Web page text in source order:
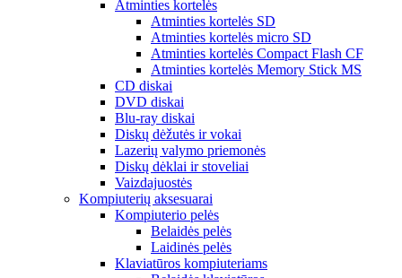
Atminties kortelės
Atminties kortelės SD
Atminties kortelės micro SD
Atminties kortelės Compact Flash CF
Atminties kortelės Memory Stick MS
CD diskai
DVD diskai
Blu-ray diskai
Diskų dėžutės ir vokai
Lazerių valymo priemonės
Diskų dėklai ir stoveliai
Vaizdajuostės
Kompiuterių aksesuarai
Kompiuterio pelės
Belaidės pelės
Laidinės pelės
Klaviatūros kompiuteriams